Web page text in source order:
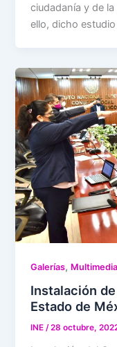
ciudadanía y de
ello, dicho
Galerías, Multimedia
Instalación
Estado de
INE/28 octubre,